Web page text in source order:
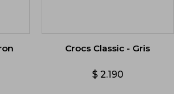
Crocs Classic - Gris
$ 2.190